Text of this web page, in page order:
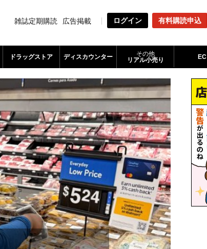
雑誌定期購読 広告掲載 ログイン 有料購読申込
ドラッグストア ディスカウンター
その他
リアル小売り
EC